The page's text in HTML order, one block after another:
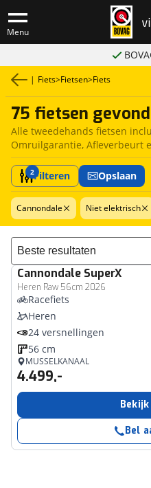
Menu
| Fiets>Fietsen>Fiets
75 fietsen
Alle tweedehands fietsen
Omruilgarantie, Afleverbeurt
2Filteren Opslaan
Cannondale Niet elektrisch
Sorteer resultaten
Cannondale SuperX
Heren Raw 56cm 2026
Racefiets
Heren
24 versnellingen
56 cm
MUSSELKANAAL
4.499,-
Bel